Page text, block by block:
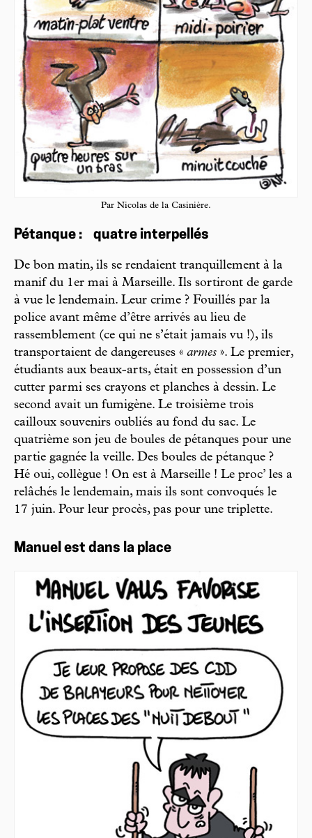
Par Nicolas de la Casinière.
Pétanque : quatre interpellés
De bon matin, ils se rendaient tranquillement à la
manif du 1er mai à Marseille. Ils sortiront de garde
à vue le lendemain. Leur crime ? Fouillés par la
police avant même d’être arrivés au lieu de
rassemblement (ce qui ne s’était jamais vu !), ils
transportaient de dangereuses « armes ». Le premier,
étudiants aux beaux-arts, était en possession d’un
cutter parmi ses crayons et planches à dessin. Le
second avait un fumigène. Le troisième trois
cailloux souvenirs oubliés au fond du sac. Le
quatrième son jeu de boules de pétanques pour une
partie gagnée la veille. Des boules de pétanque ?
Hé oui, collègue ! On est à Marseille ! Le proc’ les a
relâchés le lendemain, mais ils sont convoqués le
17 juin. Pour leur procès, pas pour une triplette.
Manuel est dans la place